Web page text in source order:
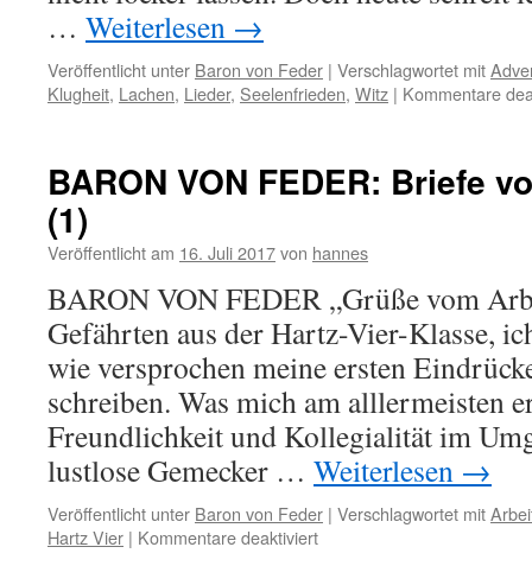
… Weiterlesen →
Veröffentlicht unter Baron von Feder | Verschlagwortet mit
Klugheit, Lachen, Lieder, Seelenfrieden, Witz | Kommentare
BARON VON FEDER: Briefe
(1)
Veröffentlicht am 16. Juli 2017von hannes
BARON VON FEDER „Grüße vom
Gefährten aus der Hartz-Vier-Klasse,
wie versprochen meine ersten
schreiben. Was mich am alllermeisten
Freundlichkeit und Kollegialität im
lustlose Gemecker … Weiterlesen →
Veröffentlicht unter Baron von Feder | Verschlagwortet mit
Hartz Vier | Kommentare deaktiviertfür